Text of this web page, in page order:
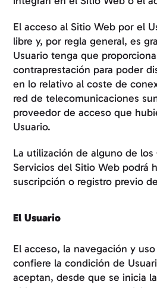
El acceso al Sitio Web por el
libre y, por regla general, es
Usuario tenga que
contraprestación para poder
en lo relativo al coste de
red de telecomunicaciones
proveedor de acceso que
Usuario.
La utilización de alguno de
Servicios del Sitio Web podrá
suscripción o registro previo
El Usuario
El acceso, la navegación y
confiere la condición de
aceptan, desde que se inicia